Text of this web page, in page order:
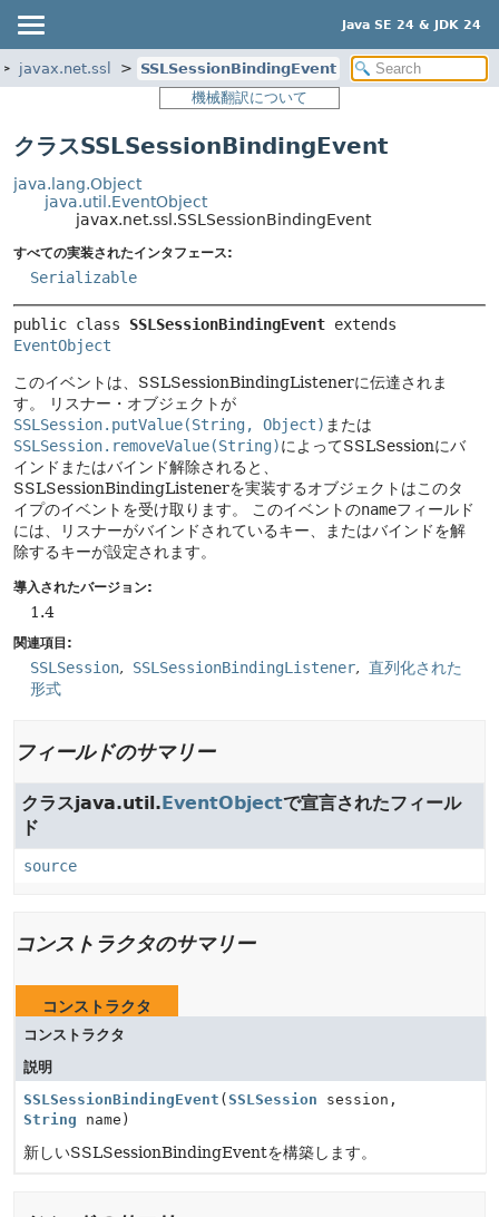
Java SE 24 & JDK 24
javax.net.ssl
SSLSessionBindingEvent
機械翻訳について
クラスSSLSessionBindingEvent
java.lang.Object
java.util.EventObject
javax.net.ssl.SSLSessionBindingEvent
すべての実装されたインタフェース:
Serializable
public class SSLSessionBindingEvent
EventObject
このイベントは、SSLSessionBindingListenerに伝達されま
す。
リスナー・オブジェクトが
SSLSession.putValue(String, Object) または
SSLSession.removeValue(String)によってSSLSessionにバ
インドまたはバインド解除されると、
SSLSessionBindingListenerを実装するオブジェクトはこのタ
イプのイベントを受け取ります。
このイベントのnameフィールド
には、リスナーがバインドされているキー、またはバインドを解
除するキーが設定されます。
導入されたバージョン:
1.4
関連項目:
SSLSession SSLSessionBindingListener
直列化された
形式
フィールドのサマリー
クラスjava.util.EventObjectで宣言されたフィール
ド
source
コンストラクタのサマリー
コンストラクタ
コンストラクタ
説明
SSLSessionBindingEvent ( SSLSession session,
String name)
新しいSSLSessionBindingEventを構築します。